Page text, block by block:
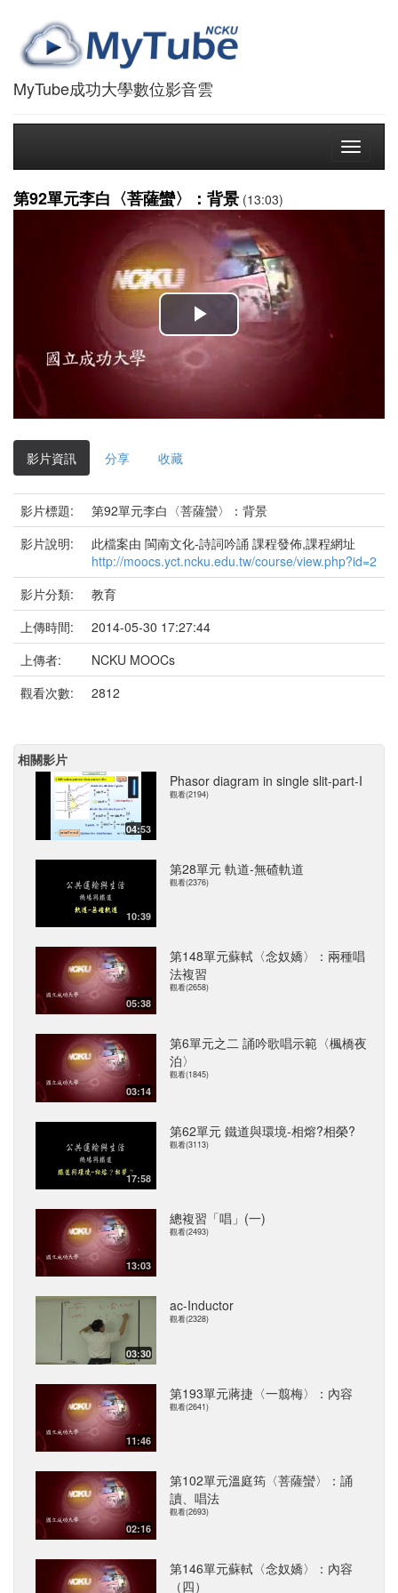
MyTube成功大學數位影音雲
Toggle
第92單元李白〈菩薩蠻〉：背景 (13:03)
播
放
影
影片資訊 分享 收藏
影片標題:
第92單元李白〈菩薩蠻〉：背景
影片說明:
此檔案由 閩南文化-詩詞吟誦 課程發佈,課程網址
http://moocs.yct.ncku.edu.tw/course/view.php?id=2
影片分類:
教育
上傳時間:
2014-05-30 17:27:44
上傳者:
NCKU MOOCs
觀看次數:
2812
相關影片
04:53
Phasor diagram in single slit-part-I
觀看(2194)
10:39
第28單元 軌道-無碴軌道
觀看(2376)
05:38
第148單元蘇軾〈念奴嬌〉：兩種唱
法複習
觀看(2658)
03:14
第6單元之二 誦吟歌唱示範〈楓橋夜
泊〉
觀看(1845)
17:58
第62單元 鐵道與環境-相熔?相榮?
觀看(3113)
13:03
總複習「唱」(一)
觀看(2493)
03:30
ac-Inductor
觀看(2328)
11:46
第193單元蔣捷〈一翦梅〉：內容
觀看(2641)
02:16
第102單元溫庭筠〈菩薩蠻〉：誦
讀、唱法
觀看(2693)
第146單元蘇軾〈念奴嬌〉：內容
（四）